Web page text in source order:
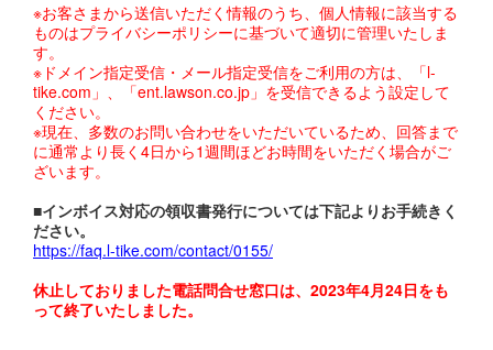
※お客さまから送信いただく情報のうち、個人情報に該当する
ものはプライバシーポリシーに基づいて適切に管理いたしま
す。
※ドメイン指定受信・メール指定受信をご利用の方は、「l-
tike.com」、「ent.lawson.co.jp」を受信できるよう設定して
ください。
※現在、多数のお問い合わせをいただいているため、回答まで
に通常より長く4日から1週間ほどお時間をいただく場合がご
ざいます。
■インボイス対応の領収書発行については下記よりお手続きく
ださい。
https://faq.l-tike.com/contact/0155/
休止しておりました電話問合せ窓口は、2023年4月24日をも
って終了いたしました。